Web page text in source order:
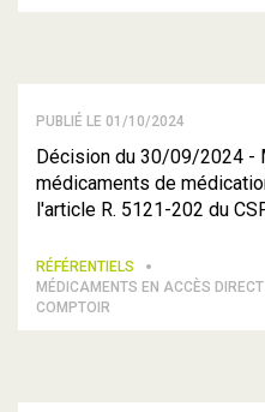
PUBLIÉ LE 01/10/2024
Décision du 30/09/2024 -
médicaments de
l'article R. 5121-202 du
RÉFÉRENTIELS
MÉDICAMENTS EN ACCÈS
COMPTOIR